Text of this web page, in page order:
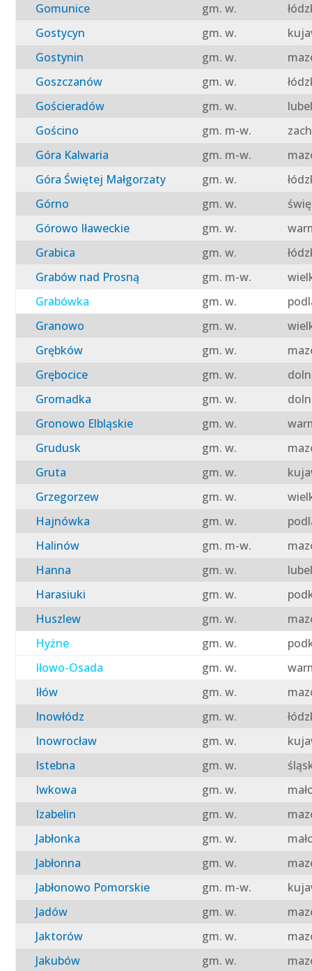
Gomunice
gm. w.
Gostycyn
gm. w.
Gostynin
gm. w.
Goszczanów
gm. w.
Gościeradów
gm. w.
Gościno
gm. m-w.
Góra Kalwaria
gm. m-w.
Góra Świętej Małgorzaty
gm. w.
Górno
gm. w.
Górowo Iławeckie
gm. w.
Grabica
gm. w.
Grabów nad Prosną
gm. m-w.
Grabówka
gm. w.
Granowo
gm. w.
Grębków
gm. w.
Grębocice
gm. w.
Gromadka
gm. w.
Gronowo Elbląskie
gm. w.
Grudusk
gm. w.
Gruta
gm. w.
Grzegorzew
gm. w.
Hajnówka
gm. w.
Halinów
gm. m-w.
Hanna
gm. w.
Harasiuki
gm. w.
Huszlew
gm. w.
Hyżne
gm. w.
Iłowo-Osada
gm. w.
Iłów
gm. w.
Inowłódz
gm. w.
Inowrocław
gm. w.
Istebna
gm. w.
Iwkowa
gm. w.
Izabelin
gm. w.
Jabłonka
gm. w.
Jabłonna
gm. w.
Jabłonowo Pomorskie
gm. m-w.
Jadów
gm. w.
Jaktorów
gm. w.
Jakubów
gm. w.